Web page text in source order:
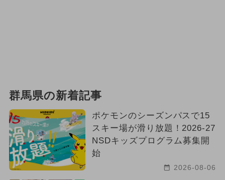
群馬県の新着記事
ポケモンのシーズンパスで15
スキー場が滑り放題！2026-27
NSDキッズプログラム募集開
始
2026-08-06